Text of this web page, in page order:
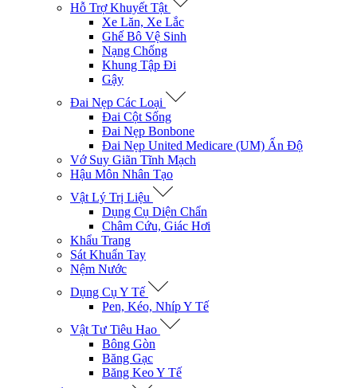
Hỗ Trợ Khuyết Tật
Xe Lăn, Xe Lắc
Ghế Bô Vệ Sinh
Nạng Chống
Khung Tập Đi
Gậy
Đai Nẹp Các Loại
Đai Cột Sống
Đai Nẹp Bonbone
Đai Nẹp United Medicare (UM) Ấn Độ
Vớ Suy Giãn Tĩnh Mạch
Hậu Môn Nhân Tạo
Vật Lý Trị Liệu
Dụng Cụ Diện Chẩn
Châm Cứu, Giác Hơi
Khẩu Trang
Sát Khuẩn Tay
Nệm Nước
Dụng Cụ Y Tế
Pen, Kéo, Nhíp Y Tế
Vật Tư Tiêu Hao
Bông Gòn
Băng Gạc
Băng Keo Y Tế